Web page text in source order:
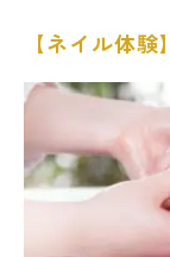
【ネイル体験】